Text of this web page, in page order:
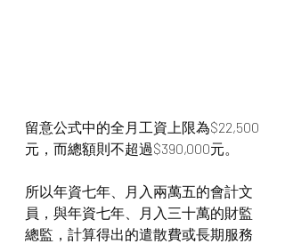
留意公式中的全月工資上限為$22,500
元，而總額則不超過$390,000元。
所以年資七年、月入兩萬五的會計文
員，與年資七年、月入三十萬的財監
總監，計算得出的遣散費或長期服務